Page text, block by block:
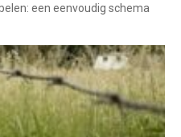
een eenvoudig schema